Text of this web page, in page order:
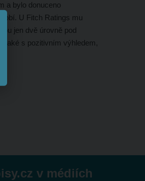
a bylo donuceno
U Fitch Ratings mu
jen dvě úrovně pod
také s pozitivním výhledem,
v médiích